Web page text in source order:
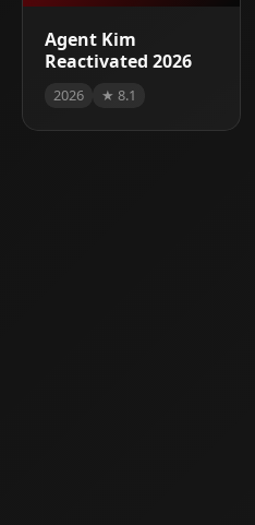
Agent Kim
Reactivated 2026
2026 ★ 8.1